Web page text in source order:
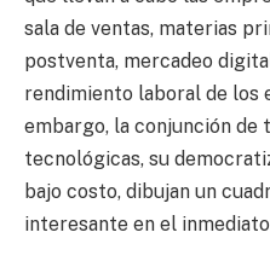
sala de ventas, materias
postventa, mercadeo
rendimiento laboral de los
embargo, la conjunción de
tecnológicas, su
bajo costo, dibujan un
interesante en el